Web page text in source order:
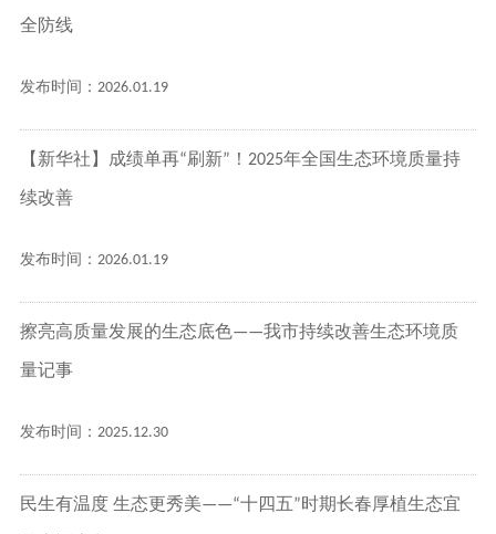
全防线
发布时间：2026.01.19
【新华社】成绩单再“刷新”！2025年全国生态环境质量持
续改善
发布时间：2026.01.19
擦亮高质量发展的生态底色——我市持续改善生态环境质
量记事
发布时间：2025.12.30
民生有温度 生态更秀美——“十四五”时期长春厚植生态宜